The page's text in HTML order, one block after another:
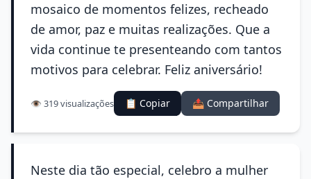
mosaico de momentos felizes, recheado
de amor, paz e muitas realizações. Que a
vida continue te presenteando com tantos
motivos para celebrar. Feliz aniversário!
👁️ 319 visualizações 📋 Copiar 📤 Compartilhar
Neste dia tão especial, celebro a mulher